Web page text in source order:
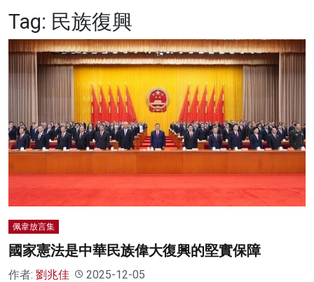
健康
商業
科技
影片
名家榜
灼見活動
Tag: 民族復興
佩韋放言集
國家憲法是中華民族偉大復興的堅實保障
作者: 劉兆佳 2025-12-05